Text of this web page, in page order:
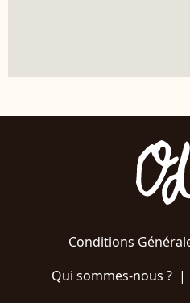
Conditions
Qui sommes-nous ?|